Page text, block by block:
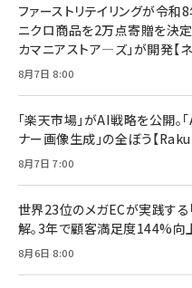
￥1,815
マーケティン
￥2,200
anan(アン
年後半、あ
￥880
ママ投資家
￥1,870
￥1,980
￥2,750
フィードバッ
Amazonラ
ファーストリテイリングが令
ニクロ商品を2万点寄贈を決
カマニアストア―ズ」が開発【
8月7日 8:00
「楽天市場」がAI戦略を公開。
ナー画像生成」の全ぼう【
8月7日 7:00
世界23位のメガECが実践す
解。3年で顧客満足度144%向
8月6日 8:00